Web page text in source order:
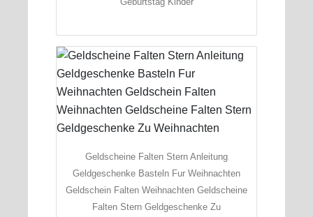
Geldscheine Falten Stern Anleitung
Geldgeschenke Basteln Fur Weihnachten
Geldschein Falten Weihnachten Geldscheine
Falten Stern Geldgeschenke Zu